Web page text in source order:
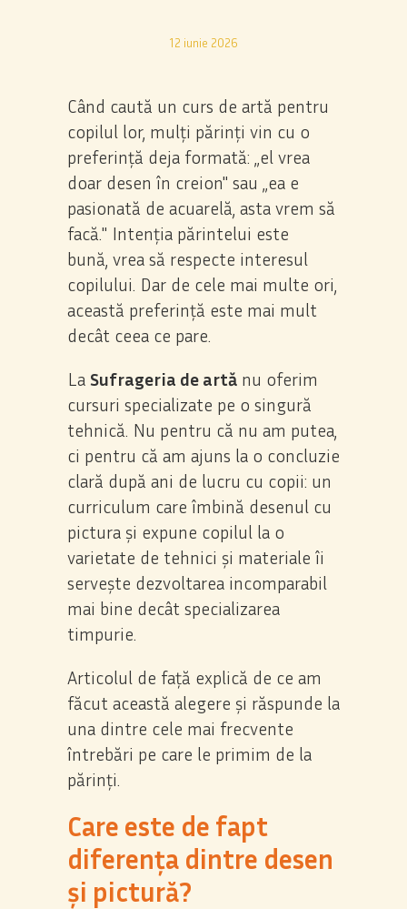
12 iunie 2026
Când caută un curs de artă pentru
copilul lor, mulți părinți vin cu o
preferință deja formată: „el vrea
doar desen în creion" sau „ea e
pasionată de acuarelă, asta vrem să
facă." Intenția părintelui este
bună, vrea să respecte interesul
copilului. Dar de cele mai multe ori,
această preferință este mai mult
decât ceea ce pare.
La Sufrageria de artă nu oferim
cursuri specializate pe o singură
tehnică. Nu pentru că nu am putea,
ci pentru că am ajuns la o concluzie
clară după ani de lucru cu copii: un
curriculum care îmbină desenul cu
pictura și expune copilul la o
varietate de tehnici și materiale îi
servește dezvoltarea incomparabil
mai bine decât specializarea
timpurie.
Articolul de față explică de ce am
făcut această alegere și răspunde la
una dintre cele mai frecvente
întrebări pe care le primim de la
părinți.
Care este de fapt
diferența dintre desen
și pictură?